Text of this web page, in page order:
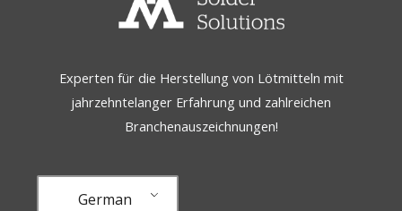
Experten für die Herstellung von Lötmitteln mit
jahrzehntelanger Erfahrung und zahlreichen
Branchenauszeichnungen!
German